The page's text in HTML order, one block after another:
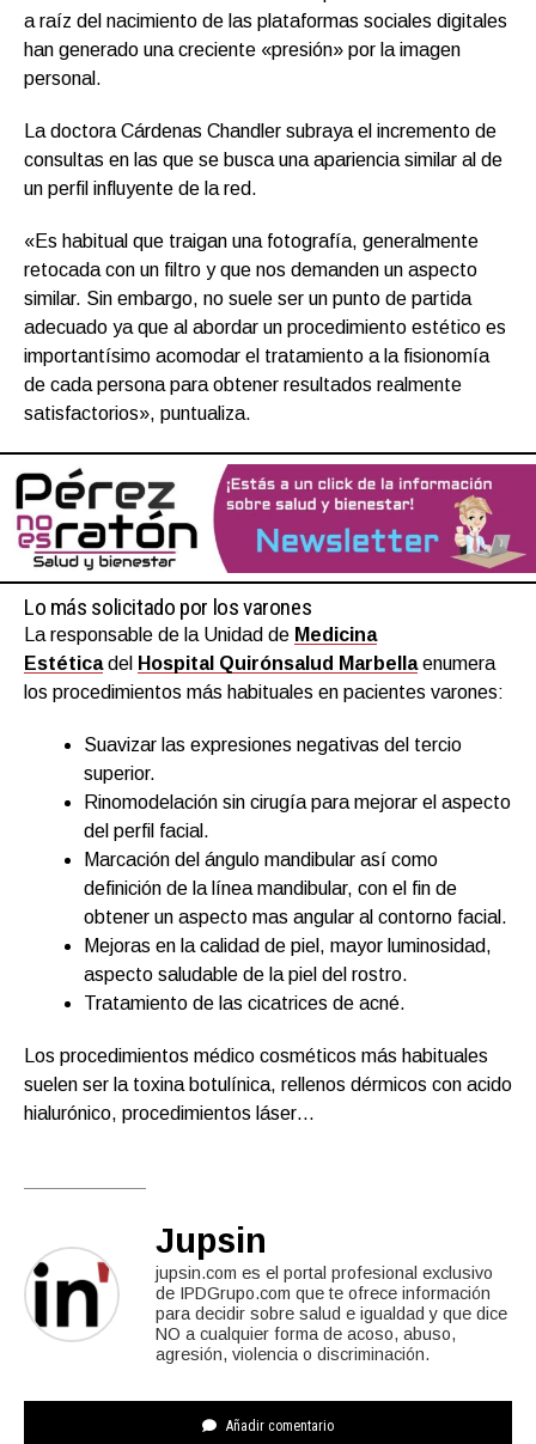
a raíz del nacimiento de las plataformas sociales digitales
han generado una creciente «presión» por la imagen
personal.
La doctora Cárdenas Chandler subraya el incremento de
consultas en las que se busca una apariencia similar al de
un perfil influyente de la red.
«Es habitual que traigan una fotografía, generalmente
retocada con un filtro y que nos demanden un aspecto
similar. Sin embargo, no suele ser un punto de partida
adecuado ya que al abordar un procedimiento estético es
importantísimo acomodar el tratamiento a la fisionomía
de cada persona para obtener resultados realmente
satisfactorios», puntualiza.
Lo más solicitado por los varones
La responsable de la Unidad de Medicina
Estéticadel Hospital Quirónsalud Marbellaenumera
los procedimientos más habituales en pacientes varones:
Suavizar las expresiones negativas del tercio
superior.
Rinomodelación sin cirugía para mejorar el aspecto
del perfil facial.
Marcación del ángulo mandibular así como
definición de la línea mandibular, con el fin de
obtener un aspecto mas angular al contorno facial.
Mejoras en la calidad de piel, mayor luminosidad,
aspecto saludable de la piel del rostro.
Tratamiento de las cicatrices de acné.
Los procedimientos médico cosméticos más habituales
suelen ser la toxina botulínica, rellenos dérmicos con acido
hialurónico, procedimientos láser…
Jupsin
jupsin.com es el portal profesional exclusivo
de IPDGrupo.com que te ofrece información
para decidir sobre salud e igualdad y que dice
NO a cualquier forma de acoso, abuso,
agresión, violencia o discriminación.
Añadir comentario